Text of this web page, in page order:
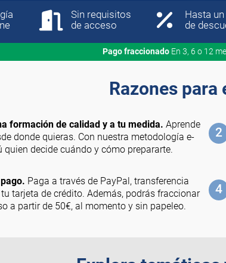
Sin requisitos
de acceso
Hasta un
de
Pago fraccionadoEn 3, 6 o 12
Razones para
formación de calidad y a tu medida. Aprende
donde quieras. Con nuestra metodología e-
quien decide cuándo y cómo prepararte.
2
Paga a través de PayPal, transferencia
tarjeta de crédito. Además, podrás fraccionar
a partir de 50€, al momento y sin papeleo.
4